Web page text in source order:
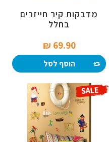
מדבקות קיר חייזרים
בחלל
69.90 ₪‎
הוסף לסל